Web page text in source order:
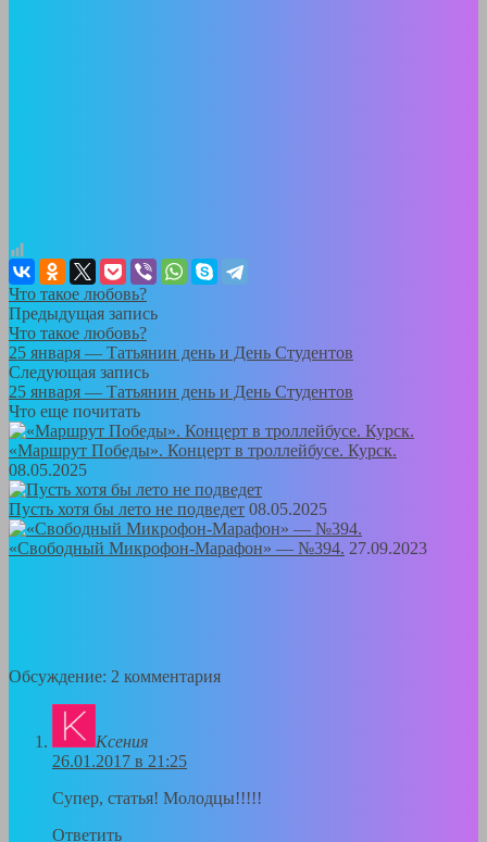
Что такое любовь?
Предыдущая запись
Что такое любовь?
25 января — Татьянин день и День Студентов
Следующая запись
25 января — Татьянин день и День Студентов
Что еще почитать
«Маршрут Победы». Концерт в троллейбусе. Курск.
08.05.2025
Пусть хотя бы лето не подведет 08.05.2025
«Свободный Микрофон-Марафон» — №394. 27.09.2023
Обсуждение: 2 комментария
Ксения
26.01.2017 в 21:25
Супер, статья! Молодцы!!!!!
Ответить